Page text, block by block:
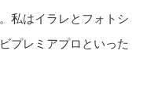
私はイラレとフォトシ
プレミアプロといった